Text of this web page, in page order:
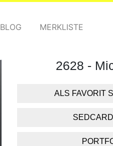
BLOG MERKLISTE
2628 -
ALS FAVORIT